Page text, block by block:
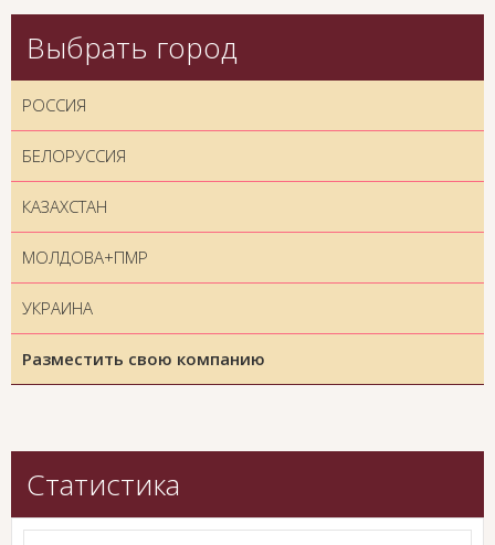
Выбрать город
РОССИЯ
БЕЛОРУССИЯ
КАЗАХСТАН
МОЛДОВА+ПМР
УКРАИНА
Разместить свою компанию
Статистика